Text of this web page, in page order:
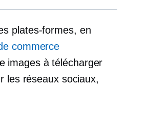
plates-formes, en
commerce
images à télécharger
les réseaux sociaux,